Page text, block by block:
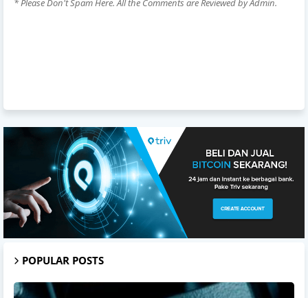
* Please Don't Spam Here. All the Comments are Reviewed by Admin.
POPULAR POSTS